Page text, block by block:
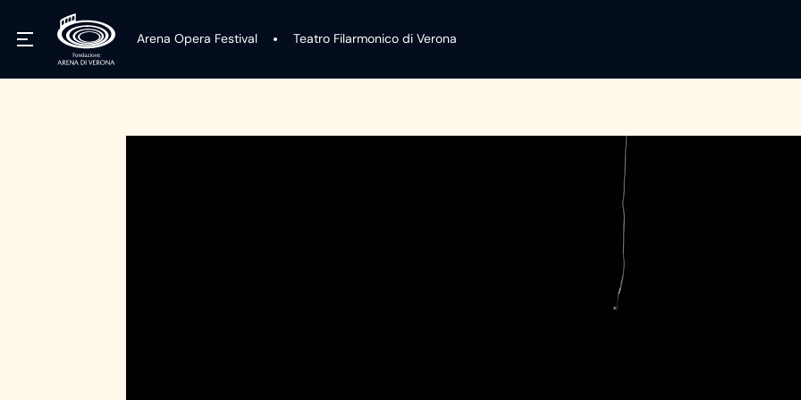
Arena Opera Festival Teatro Filarmonico di Verona